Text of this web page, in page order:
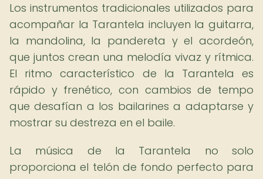
Los instrumentos tradicionales utilizados para
acompañar la Tarantela incluyen la guitarra,
la mandolina, la pandereta y el acordeón,
que juntos crean una melodía vivaz y rítmica.
El ritmo característico de la Tarantela es
rápido y frenético, con cambios de tempo
que desafían a los bailarines a adaptarse y
mostrar su destreza en el baile.
La música de la Tarantela no solo
proporciona el telón de fondo perfecto para